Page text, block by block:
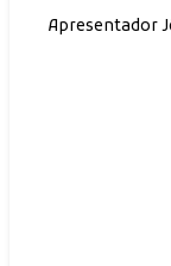
Apresentador